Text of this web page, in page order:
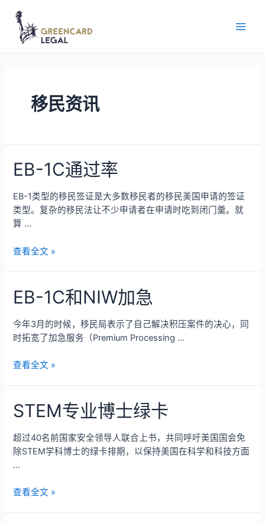
移民资讯
EB-1C通过率
EB-1类型的移民签证是大多数移民者的移民美国申请的签证
类型。复杂的移民法让不少申请者在申请时吃到闭门羹。就
算 …
查看全文 »
EB-1C和NIW加急
今年3月的时候，移民局表示了自己解决积压案件的决心，同
时拓宽了加急服务（Premium Processing …
查看全文 »
STEM专业博士绿卡
超过40名前国家安全领导人联合上书，共同呼吁美国国会免
除STEM学科博士的绿卡排期，以保持美国在科学和科技方面
…
查看全文 »